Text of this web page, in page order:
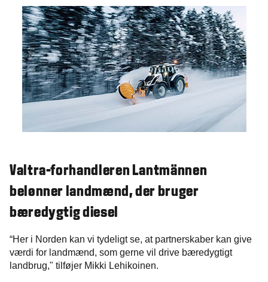
Valtra-forhandleren Lantmännen
belønner landmænd, der bruger
bæredygtig diesel
“Her i Norden kan vi tydeligt se, at partnerskaber kan give
værdi for landmænd, som gerne vil drive bæredygtigt
landbrug," tilføjer Mikki Lehikoinen.